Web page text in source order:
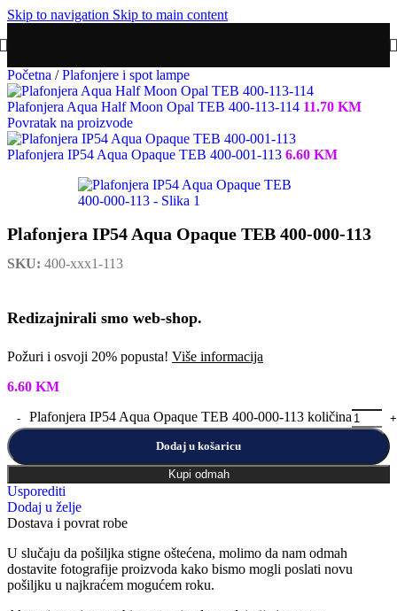
Skip to navigation Skip to main content
Početna / Plafonjere i spot lampe
Plafonjera Aqua Half Moon Opal TEB 400-113-114 11.70 KM
Povratak na proizvode
Plafonjera IP54 Aqua Opaque TEB 400-001-113 6.60 KM
Plafonjera IP54 Aqua Opaque TEB 400-000-113
SKU: 400-xxx1-113
Redizajnirali smo web-shop.
Požuri i osvoji 20% popusta! Više informacija
6.60 KM
Plafonjera IP54 Aqua Opaque TEB 400-000-113 količina
Dodaj u košaricu
Kupi odmah
Usporediti
Dodaj u želje
Dostava i povrat robe
U slučaju da pošiljka stigne oštećena, molimo da nam odmah
dostavite fotografije proizvoda kako bismo mogli poslati novu
pošiljku u najkraćem mogućem roku.